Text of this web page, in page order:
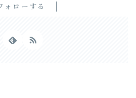
ローする